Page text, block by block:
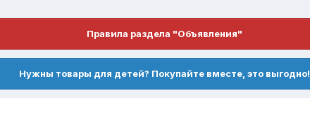
Правила раздела "Объявления"
Нужны товары для детей? Покупайте вместе, это выгодно!